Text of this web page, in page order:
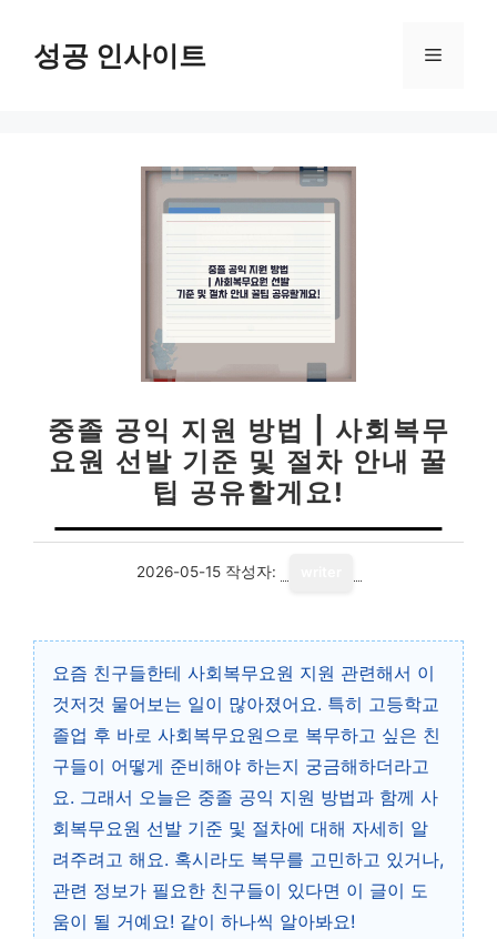
성공 인사이트 메
중졸 공익 지원 방법 | 사회복무
요원 선발 기준 및 절차 안내 꿀
팁 공유할게요!
2026-05-15 작성자:
요즘 친구들한테 사회복무요원 지원 관련해서 이
것저것 물어보는 일이 많아졌어요. 특히 고등학교
졸업 후 바로 사회복무요원으로 복무하고 싶은 친
구들이 어떻게 준비해야 하는지 궁금해하더라고
요. 그래서 오늘은 중졸 공익 지원 방법과 함께 사
회복무요원 선발 기준 및 절차에 대해 자세히 알
려주려고 해요. 혹시라도 복무를 고민하고 있거나,
관련 정보가 필요한 친구들이 있다면 이 글이 도
움이 될 거예요! 같이 하나씩 알아봐요!